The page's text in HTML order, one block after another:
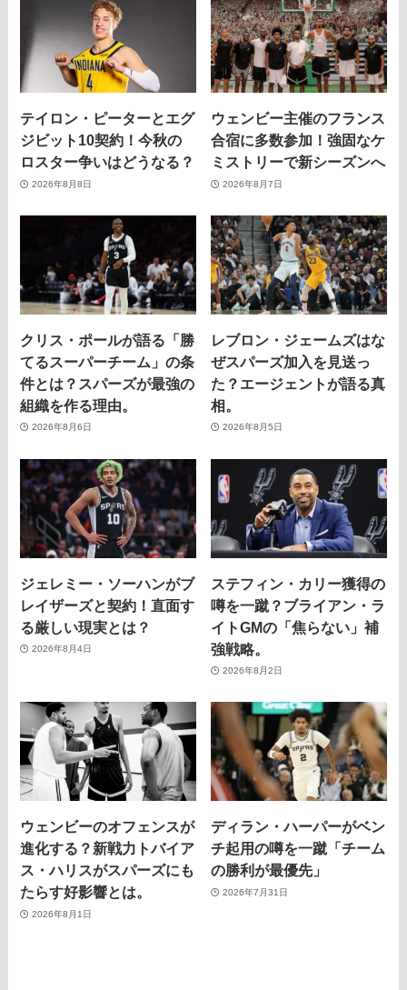
テイロン・ピーターとエグ
ジビット10契約！今秋の
ロスター争いはどうなる？
2026年8月8日
ウェンビー主催のフランス
合宿に多数参加！強固なケ
ミストリーで新シーズンへ
2026年8月7日
クリス・ポールが語る「勝
てるスーパーチーム」の条
件とは？スパーズが最強の
組織を作る理由。
2026年8月6日
レブロン・ジェームズはな
ぜスパーズ加入を見送っ
た？エージェントが語る真
相。
2026年8月5日
ジェレミー・ソーハンがブ
レイザーズと契約！直面す
る厳しい現実とは？
2026年8月4日
ステフィン・カリー獲得の
噂を一蹴？ブライアン・ラ
イトGMの「焦らない」補
強戦略。
2026年8月2日
ウェンビーのオフェンスが
進化する？新戦力トバイア
ス・ハリスがスパーズにも
たらす好影響とは。
2026年8月1日
ディラン・ハーパーがベン
チ起用の噂を一蹴「チーム
の勝利が最優先」
2026年7月31日